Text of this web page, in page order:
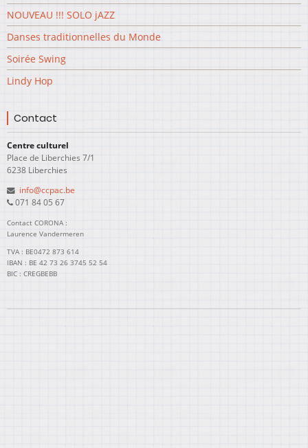
NOUVEAU !!! SOLO jAZZ
Danses traditionnelles du Monde
Soirée Swing
Lindy Hop
Contact
Centre culturel
Place de Liberchies 7/1
6238 Liberchies
info@ccpac.be
071 84 05 67
Contact CORONA :
Laurence Vandermeren
TVA : BE0472 873 614
IBAN : BE 42 73 26 3745 52 54
BIC : CREGBEBB